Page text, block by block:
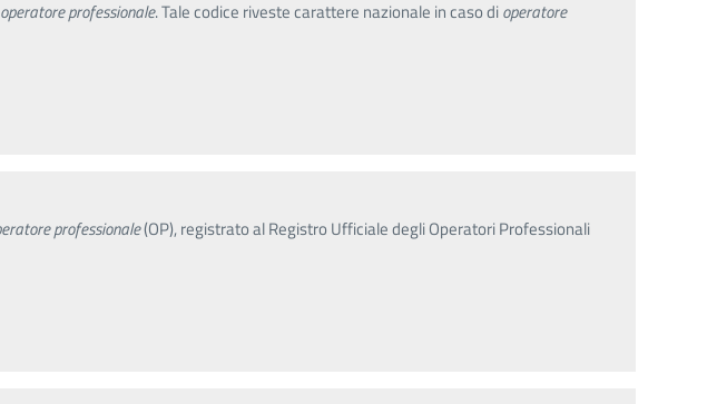
operatoreprofessionale. Tale codice riveste carattere nazionale in caso dioperatore
professionale(OP), registrato al Registro Ufficiale degli Operatori Professionali